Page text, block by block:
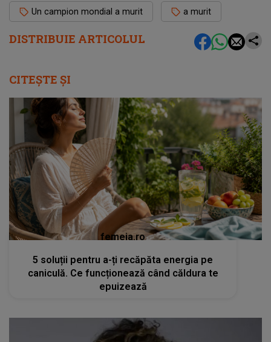
DISTRIBUIE ARTICOLUL
Un campion mondial a murit a murit
CITEȘTE ȘI
femeia.ro
5 soluții pentru a-ți recăpăta energia pe
caniculă. Ce funcționează când căldura te
epuizează